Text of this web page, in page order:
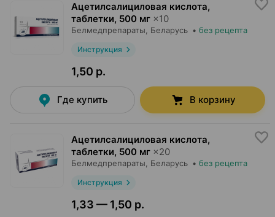
Ацетилсалициловая кислота,
таблетки, 500 мг ×10
Белмедпрепараты , Беларусь • без рецепта
Инструкция
1,50 р.
Где купить В корзину
Ацетилсалициловая кислота,
таблетки, 500 мг ×20
Белмедпрепараты , Беларусь • без рецепта
Инструкция
1,33 — 1,50 р.